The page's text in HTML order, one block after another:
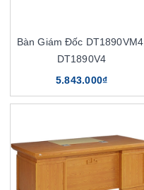
Bàn Giám Đốc DT1890VM4,
DT1890V4
5.843.000₫